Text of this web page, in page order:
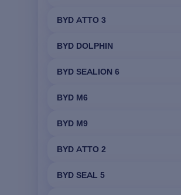
BYD ATTO 3
BYD DOLPHIN
BYD SEALION 6
BYD M6
BYD M9
BYD ATTO 2
BYD SEAL 5